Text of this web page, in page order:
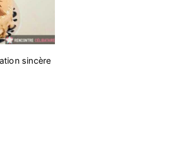
sincère